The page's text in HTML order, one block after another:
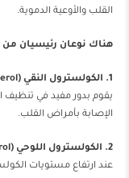
القلب والأوعية الدموية.
هناك نوعان رئيسيان من
1. الكولسترول النقي (HDL-Cholesterol):
يقوم بدور مفيد في تنظيف
الإصابة بأمراض القلب.
2. الكولسترول اللوحي (LDL-Cholesterol):
عند ارتفاع مستويات